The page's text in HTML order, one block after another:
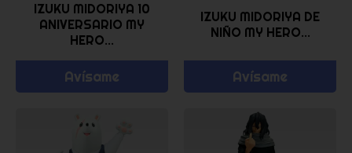
IZUKU MIDORIYA 10
ANIVERSARIO MY
HERO...
Avísame
IZUKU MIDORIYA DE
NIÑO MY HERO...
Avísame